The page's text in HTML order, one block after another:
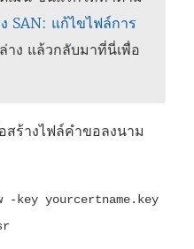
า
ต่
ใ
)
SAN: แก้ไขไฟล์การ
าง แล้วกลับมาที่นี่เพื่อ
สร้างไฟล์คำขอลงนาม
-key yourcertname.key